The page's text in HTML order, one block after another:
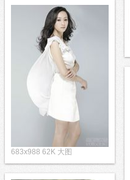
683x988 62K 大图